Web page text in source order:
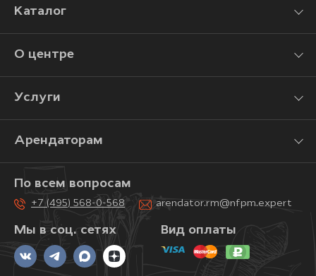
Каталог
О центре
Услуги
Арендаторам
Мы в соц. сетях
По всем вопросам
+7 (495) 568-0-568 arendator.rm@nfpm.expert
Вид оплаты